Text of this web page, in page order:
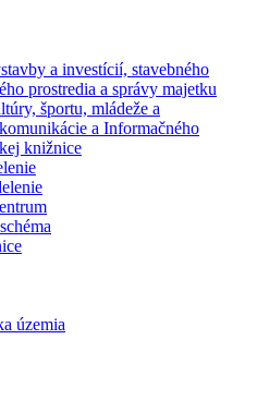
a investícií, stavebného
prostredia a správy majetku
športu, mládeže a
a Informačného
knižnice
územia